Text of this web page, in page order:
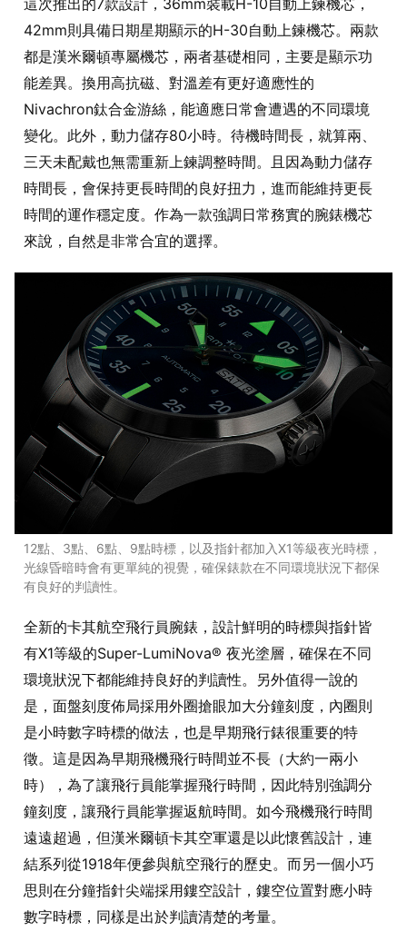
這次推出的7款設計，36mm裝載H-10自動上鍊機芯，
42mm則具備日期星期顯示的H-30自動上鍊機芯。兩款
都是漢米爾頓專屬機芯，兩者基礎相同，主要是顯示功
能差異。換用高抗磁、對溫差有更好適應性的
Nivachron鈦合金游絲，能適應日常會遭遇的不同環境
變化。此外，動力儲存80小時。待機時間長，就算兩、
三天未配戴也無需重新上鍊調整時間。且因為動力儲存
時間長，會保持更長時間的良好扭力，進而能維持更長
時間的運作穩定度。作為一款強調日常務實的腕錶機芯
來說，自然是非常合宜的選擇。
12點、3點、6點、9點時標，以及指針都加入X1等級夜光時標，
光線昏暗時會有更單純的視覺，確保錶款在不同環境狀況下都保
有良好的判讀性。
全新的卡其航空飛行員腕錶，設計鮮明的時標與指針皆
有X1等級的Super-LumiNova® 夜光塗層，確保在不同
環境狀況下都能維持良好的判讀性。另外值得一說的
是，面盤刻度佈局採用外圈搶眼加大分鐘刻度，內圈則
是小時數字時標的做法，也是早期飛行錶很重要的特
徵。這是因為早期飛機飛行時間並不長（大約一兩小
時），為了讓飛行員能掌握飛行時間，因此特別強調分
鐘刻度，讓飛行員能掌握返航時間。如今飛機飛行時間
遠遠超過，但漢米爾頓卡其空軍還是以此懷舊設計，連
結系列從1918年便參與航空飛行的歷史。而另一個小巧
思則在分鐘指針尖端採用鏤空設計，鏤空位置對應小時
數字時標，同樣是出於判讀清楚的考量。